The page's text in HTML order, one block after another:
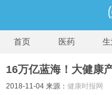
首页 医药
16万亿蓝海！大健康
2018-11-04 来源： 健康时报网